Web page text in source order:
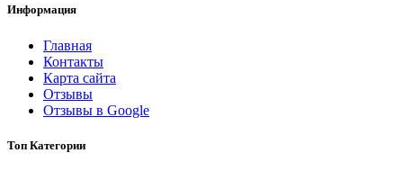
Информация
Главная
Контакты
Карта сайта
Отзывы
Отзывы в Google
Топ Категории